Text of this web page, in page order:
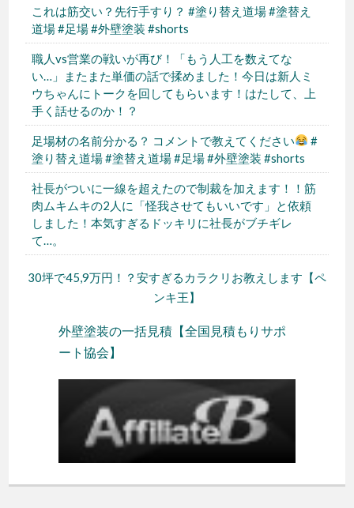
これは筋交い？先行手すり？ #塗り替え道場 #塗替え
道場 #足場 #外壁塗装 #shorts
職人vs営業の戦いが再び！「もう人工を数えてな
い…」またまた単価の話で揉めました！今日は新人ミ
ウちゃんにトークを回してもらいます！はたして、上
手く話せるのか！？
足場材の名前分かる？ コメントで教えてください
#
塗り替え道場 #塗替え道場 #足場 #外壁塗装 #shorts
社長がついに一線を超えたので制裁を加えます！！筋
肉ムキムキの2人に「怪我させてもいいです」と依頼
しました！本気すぎるドッキリに社長がブチギレ
て…。
30坪で45,9万円！？安すぎるカラクリお教えします【ペ
ンキ王】
外壁塗装の一括見積【全国見積もりサポ
ート協会】